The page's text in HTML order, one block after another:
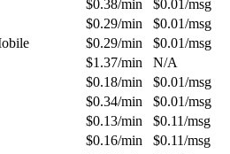
$0.38/min $0.01/msg
$0.29/min $0.01/msg
$0.29/min $0.01/msg
$1.37/min
N/A
$0.18/min $0.01/msg
$0.34/min $0.01/msg
$0.13/min $0.11/msg
$0.16/min $0.11/msg